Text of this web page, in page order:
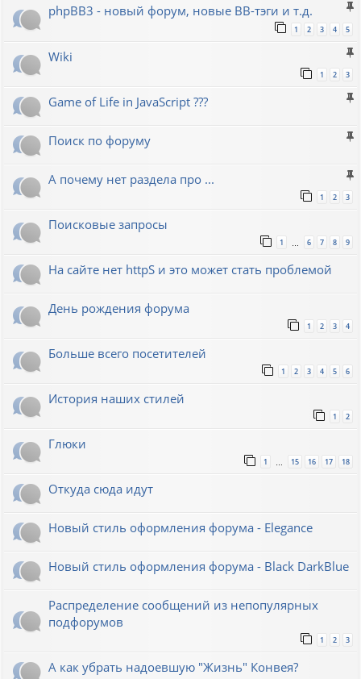
phpBB3 - новый форум, новые BB-тэги и т.д.
1 2 3 4 5
Wiki
1 2 3
Game of Life in JavaScript ???
Поиск по форуму
А почему нет раздела про ...
1 2 3
Поисковые запросы
1 6 7 8 9
На сайте нет httpS и это может стать проблемой
День рождения форума
1 2 3 4
Больше всего посетителей
1 2 3 4 5 6
История наших стилей
1 2
Глюки
1 … 15 16 17 18
Откуда сюда идут
Новый стиль оформления форума - Elegance
Новый стиль оформления форума - Black DarkBlue
Распределение сообщений из непопулярных
подфорумов
1 2 3
А как убрать надоевшую "Жизнь" Конвея?